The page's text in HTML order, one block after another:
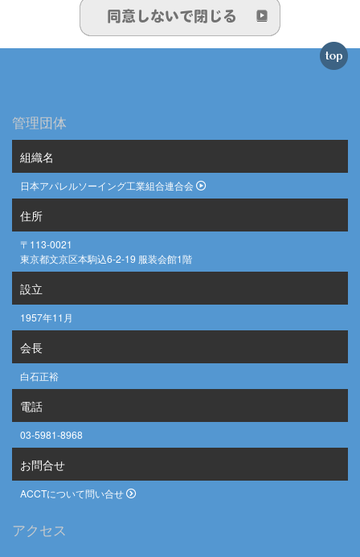
管理団体
組織名
日本アパレルソーイング工業組合連合会
住所
〒113-0021
東京都文京区本駒込6-2-19 服装会館1階
設立
1957年11月
会長
白石正裕
電話
03-5981-8968
お問合せ
ACCTについて問い合せ
アクセス